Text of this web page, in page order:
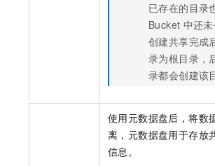
已存在的目录
Bucket 中还
创建共享完成
录为根目录，
录都会创建该
使用元数据盘后，将数
离，元数据盘用于存放
信息。